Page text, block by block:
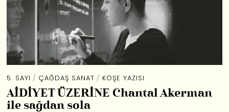
5. SAYI / ÇAĞDAŞ SANAT / KÖŞE YAZISI
AİDİYET ÜZERİNE Chantal Akerman
ile sağdan sola